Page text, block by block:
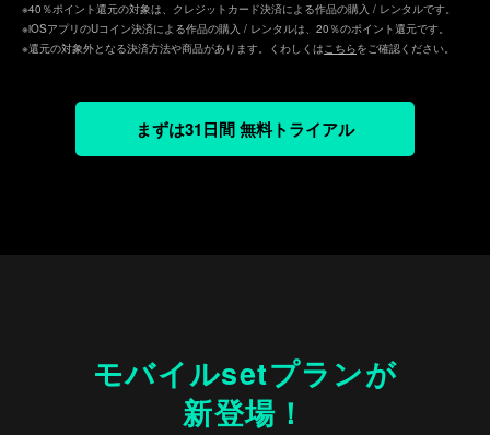
※40％ポイント還元の対象は、クレジットカード決済による作品の購入 / レンタルです。
※iOSアプリのUコイン決済による作品の購入 / レンタルは、20％のポイント還元です。
※還元の対象外となる決済方法や商品があります。くわしくはこちらをご確認ください。
まずは31日間 無料トライアル
モバイルsetプランが
新登場！